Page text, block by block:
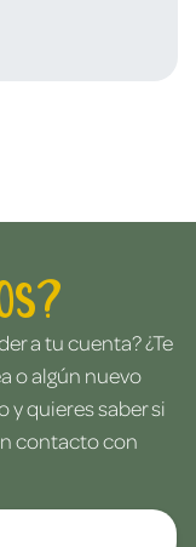
a tu cuenta? ¿Te
o algún nuevo
y quieres saber si
contacto con